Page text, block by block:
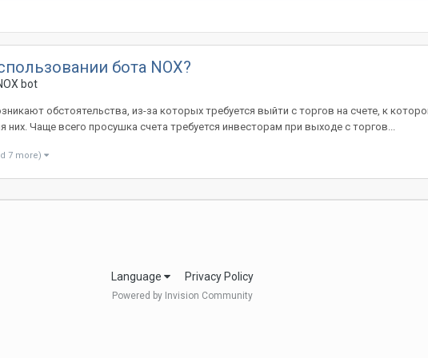
бота NOX?
bot
обстоятельства, из-за которых требуется выйти с торгов на счете, к
Чаще всего просушка счета требуется инвесторам при выходе с торгов...
7 more)
Language Privacy Policy
Powered by Invision Community